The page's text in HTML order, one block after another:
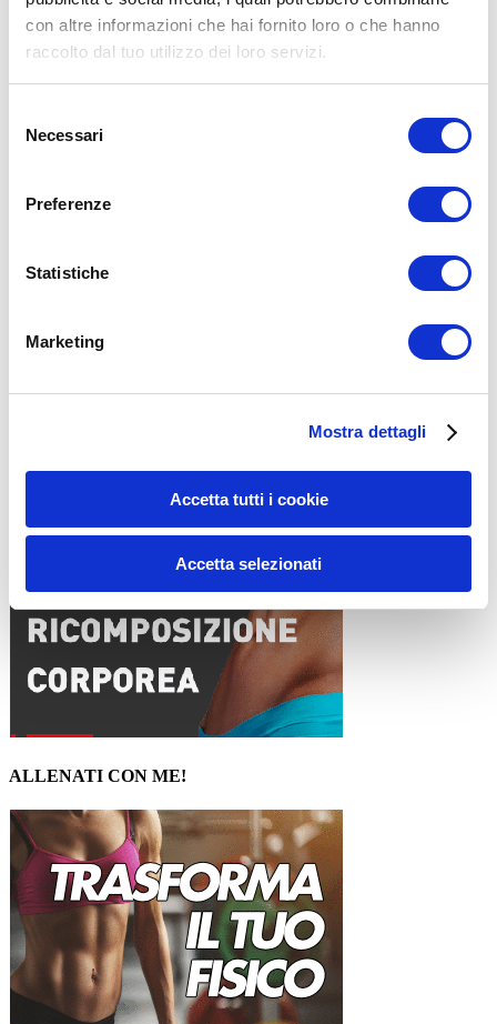
con altre informazioni che hai fornito loro o che hanno
raccolto dal tuo utilizzo dei loro servizi.
delNecessari
Preferenze
Statistiche
Marketing
Mostra dettagli
Accetta tutti i cookie
Accetta selezionati
ADD COMMENT
Sito web
ALLENATI CON ME!